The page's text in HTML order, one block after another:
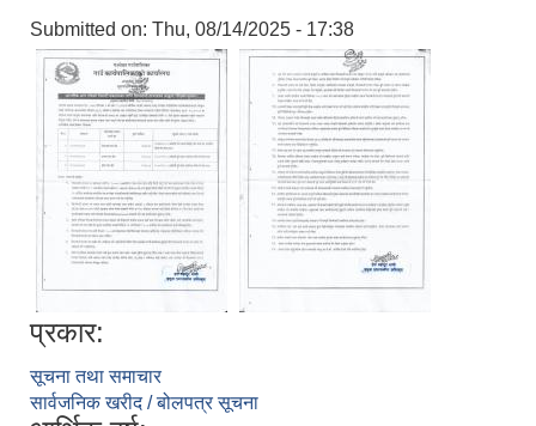
Submitted on: Thu, 08/14/2025 - 17:38
प्रकार:
सूचना तथा समाचार
सार्वजनिक खरीद / बोलपत्र सूचना